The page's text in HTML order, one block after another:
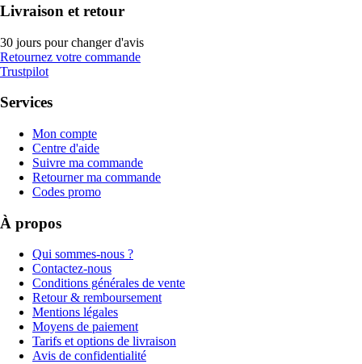
Livraison et retour
30 jours pour changer d'avis
Retournez votre commande
Trustpilot
Services
Mon compte
Centre d'aide
Suivre ma commande
Retourner ma commande
Codes promo
À propos
Qui sommes-nous ?
Contactez-nous
Conditions générales de vente
Retour & remboursement
Mentions légales
Moyens de paiement
Tarifs et options de livraison
Avis de confidentialité